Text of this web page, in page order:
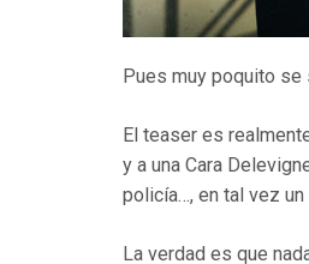
Pues muy poquito se
El teaser es
y a una Cara
policía…, en tal vez
La verdad es que